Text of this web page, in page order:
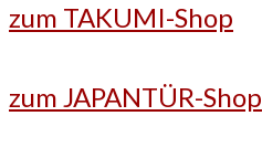
zum TAKUMI-Shop
zum JAPANTÜR-Shop